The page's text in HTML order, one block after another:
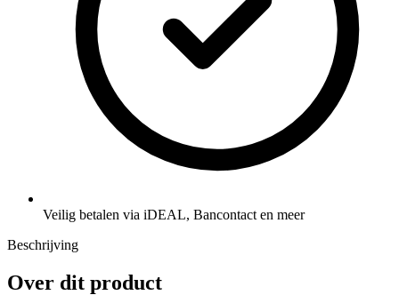
Veilig betalen via iDEAL, Bancontact en meer
Beschrijving
Over dit product